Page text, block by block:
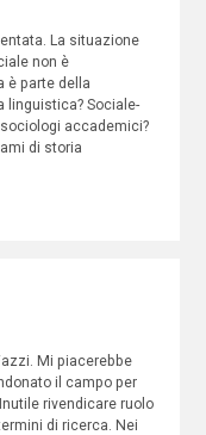
La situazione
non è
è parte della
linguistica? Sociale-
accademici?
di storia
Mi piacerebbe
il campo per
rivendicare ruolo
di ricerca. Nei